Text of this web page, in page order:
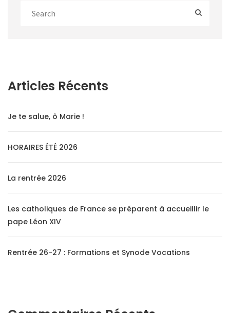
Articles Récents
Je te salue, ô Marie !
HORAIRES ÉTÉ 2026
La rentrée 2026
Les catholiques de France se préparent à accueillir le
pape Léon XIV
Rentrée 26-27 : Formations et Synode Vocations